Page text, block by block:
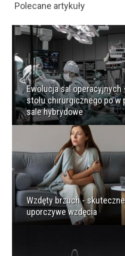
Polecane artykuły
Ewolucja sal
stołu chirurgicznego po w
sale hybrydowe
Wzdęty brzuch -
uporczywe wzdęcia